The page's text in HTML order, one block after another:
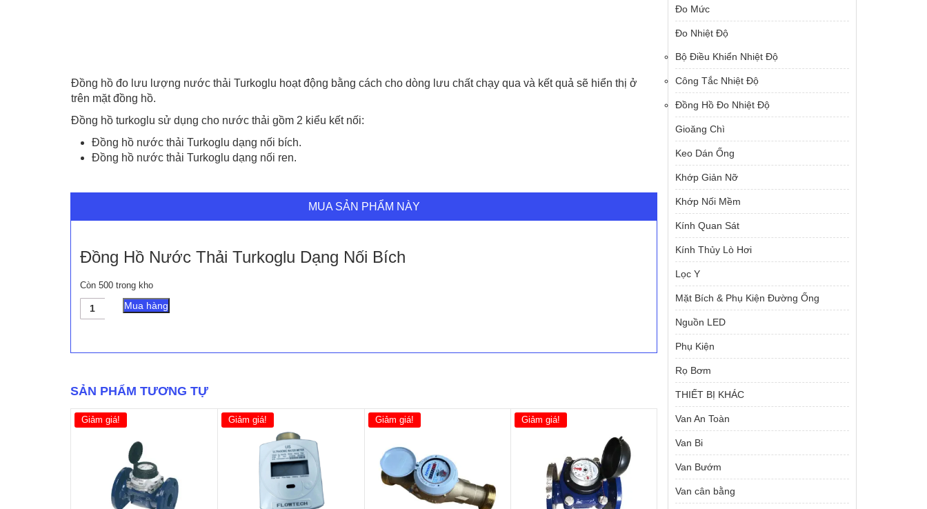
Đồng hồ đo lưu lượng nước thải Turkoglu hoạt động bằng cách cho dòng lưu chất chạy qua và kết quả sẽ hiển thị ở
trên mặt đồng hồ.
Đồng hồ turkoglu sử dụng cho nước thải gồm 2 kiểu kết nối:
Đồng hồ nước thải Turkoglu dạng nối bích.
Đồng hồ nước thải Turkoglu dạng nối ren.
MUA SẢN PHẨM NÀY
Đồng Hồ Nước Thải Turkoglu Dạng Nối Bích
Còn 500 trong kho
Đồng
Turkoglu
Bích
lượng
Mua hàng
SẢN PHẨM TƯƠNG TỰ
Giảm giá! Giảm giá! Giảm giá! Giảm giá!
Đo Mức
Đo Nhiệt Độ
Bộ Điều Khiển Nhiệt Độ
Công Tắc Nhiệt Độ
Đồng Hồ Đo Nhiệt Độ
Gioăng Chì
Keo Dán Ống
Khớp Giản Nỡ
Khớp Nối Mềm
Kính Quan Sát
Kính Thủy Lò Hơi
Lọc Y
Mặt Bích & Phụ Kiện Đường Ống
Nguồn LED
Phụ Kiện
Rọ Bơm
THIẾT BỊ KHÁC
Van An Toàn
Van Bi
Van Bướm
Van cân bằng